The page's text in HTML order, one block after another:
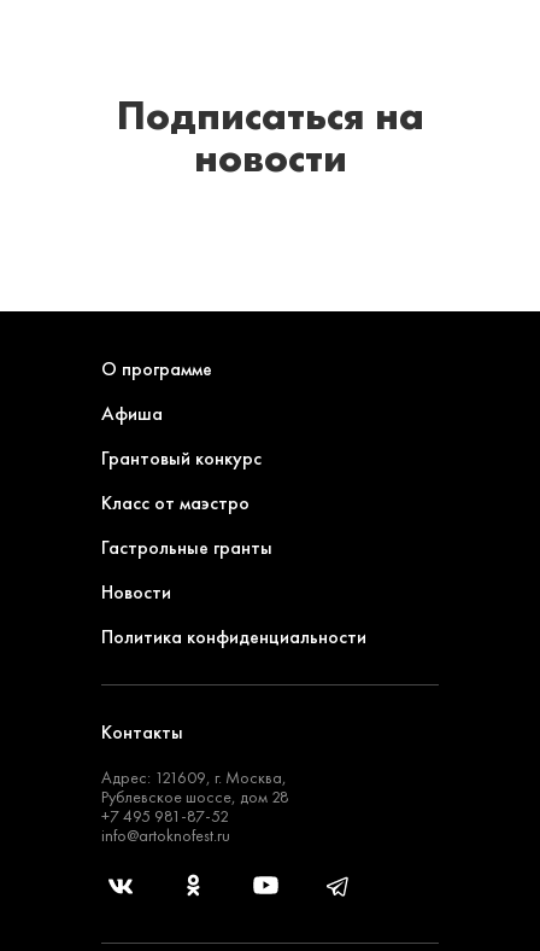
Подписаться на
новости
О программе
Афиша
Грантовый конкурс
Класс от маэстро
Гастрольные гранты
Новости
Политика конфиденциальности
Контакты
Адрес: 121609, г. Москва,
Рублевское шоссе, дом 28
+7 495 981-87-52
info@artoknofest.ru